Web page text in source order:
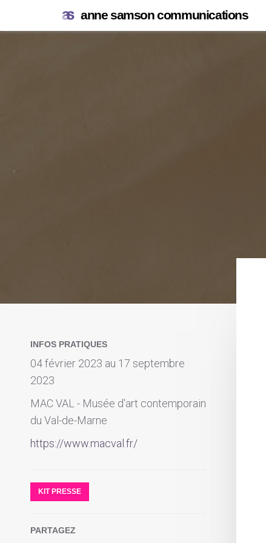
anne samson communications
INFOS PRATIQUES
04 février 2023 au 17 septembre
2023
MAC VAL - Musée d'art contemporain
du Val-de-Marne
https://www.macval.fr/
KIT PRESSE
PARTAGEZ